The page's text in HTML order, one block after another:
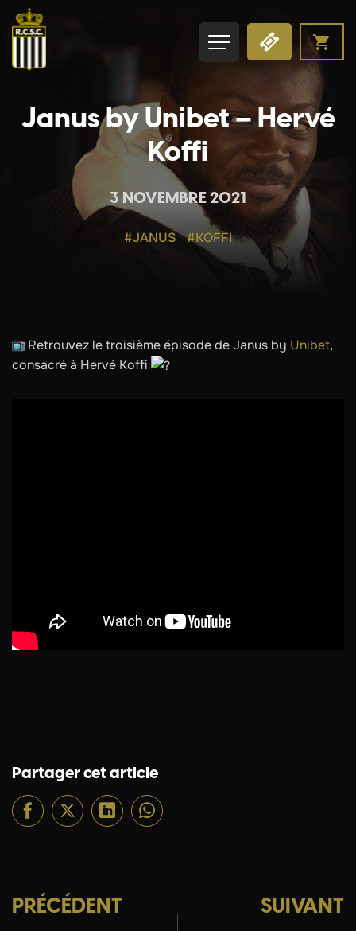
Janus by Unibet – Hervé
Koffi
3 NOVEMBRE 2021
#JANUS #KOFFI
Retrouvez le troisième épisode de Janus by Unibet,
consacré à Hervé Koffi
Partager cet article
PRÉCÉDENT SUIVANT